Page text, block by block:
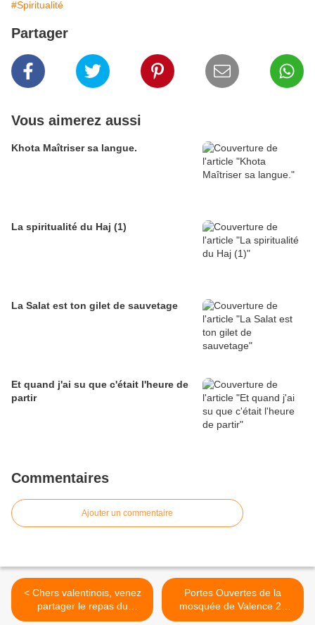
#Spiritualité
Partager
Vous aimerez aussi
Khota Maîtriser sa langue.
La spiritualité du Haj (1)
La Salat est ton gilet de sauvetage
Et quand j'ai su que c'était l'heure de
partir
Commentaires
Ajouter un commentaire
< Chers valentinois, venez
partager le repas du
Ramadan avec nous.
Portes Ouvertes de la
mosquée de Valence 24
juin 2018 >